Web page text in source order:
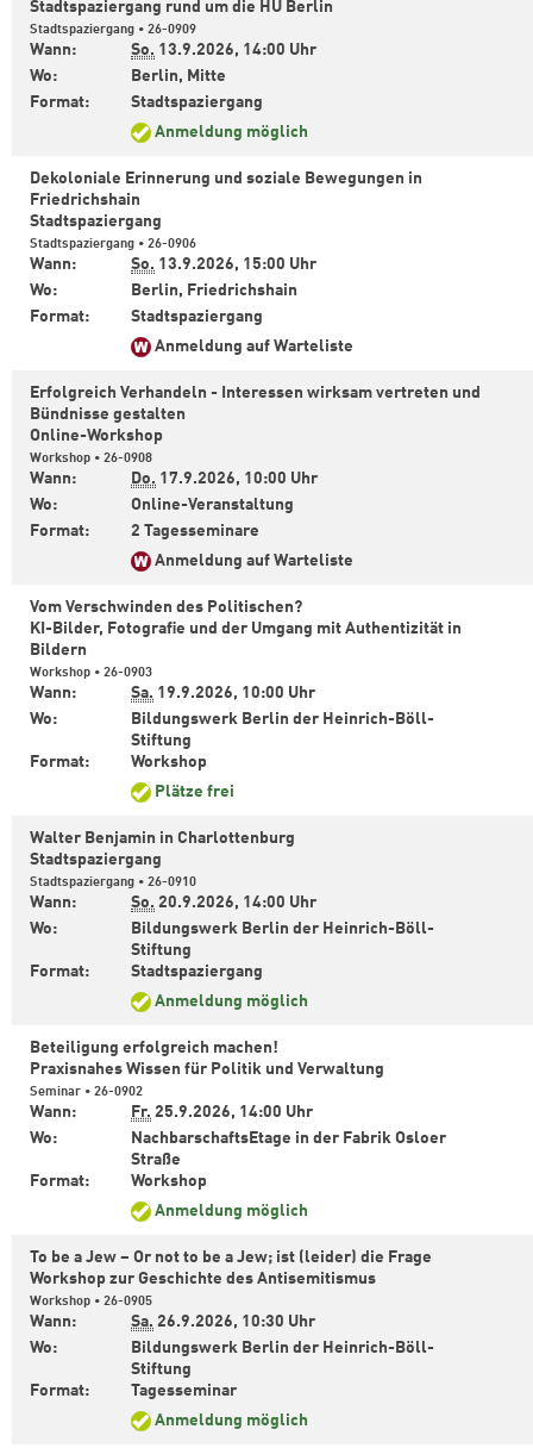
Stadtspaziergang rund um die HU Berlin
Stadtspaziergang • 26-0909
Wann: So. 13.9.2026, 14:00 Uhr
Wo:
Berlin, Mitte
Format:
Stadtspaziergang
Anmeldung möglich
Dekoloniale Erinnerung und soziale Bewegungen in
Friedrichshain
Stadtspaziergang
Stadtspaziergang • 26-0906
Wann: So. 13.9.2026, 15:00 Uhr
Wo:
Berlin, Friedrichshain
Format:
Stadtspaziergang
Anmeldung auf Warteliste
Erfolgreich Verhandeln - Interessen wirksam vertreten und
Bündnisse gestalten
Online-Workshop
Workshop • 26-0908
Wann: Do. 17.9.2026, 10:00 Uhr
Wo:
Online-Veranstaltung
Format:
2 Tagesseminare
Anmeldung auf Warteliste
Vom Verschwinden des Politischen?
KI-Bilder, Fotografie und der Umgang mit Authentizität in
Bildern
Workshop • 26-0903
Wann: Sa. 19.9.2026, 10:00 Uhr
Wo:
Bildungswerk Berlin der Heinrich-Böll-
Stiftung
Format:
Workshop
Plätze frei
Walter Benjamin in Charlottenburg
Stadtspaziergang
Stadtspaziergang • 26-0910
Wann: So. 20.9.2026, 14:00 Uhr
Wo:
Bildungswerk Berlin der Heinrich-Böll-
Stiftung
Format:
Stadtspaziergang
Anmeldung möglich
Beteiligung erfolgreich machen!
Praxisnahes Wissen für Politik und Verwaltung
Seminar • 26-0902
Wann: Fr. 25.9.2026, 14:00 Uhr
Wo:
NachbarschaftsEtage in der Fabrik Osloer
Straße
Format:
Workshop
Anmeldung möglich
To be a Jew – Or not to be a Jew; ist (leider) die Frage
Workshop zur Geschichte des Antisemitismus
Workshop • 26-0905
Wann: Sa. 26.9.2026, 10:30 Uhr
Wo:
Bildungswerk Berlin der Heinrich-Böll-
Stiftung
Format:
Tagesseminar
Anmeldung möglich